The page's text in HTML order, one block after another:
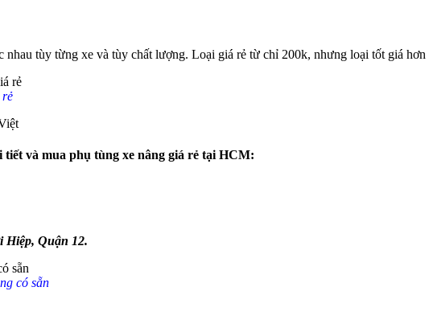
tùy từng xe và tùy chất lượng. Loại giá rẻ từ chỉ 200k, nhưng loại tốt giá hơn
rẻ
và mua phụ tùng xe nâng giá rẻ tại HCM:
Hiệp, Quận 12.
có sẵn